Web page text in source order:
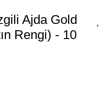
Ajda Gold
Rengi) - 10